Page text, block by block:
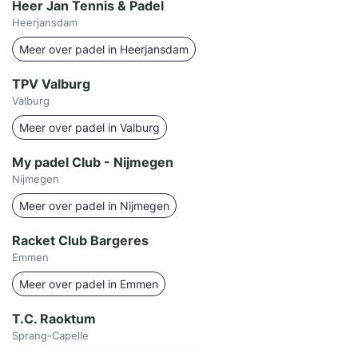
Heer Jan Tennis & Padel
Heerjansdam
Meer over padel in Heerjansdam
TPV Valburg
Valburg
Meer over padel in Valburg
My padel Club - Nijmegen
Nijmegen
Meer over padel in Nijmegen
Racket Club Bargeres
Emmen
Meer over padel in Emmen
T.C. Raoktum
Sprang-Capelle